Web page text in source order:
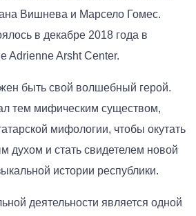
Вишнева и Марсело Гомес.
в декабре 2018 года в
Adrienne Arsht Center.
быть свой волшебный герой.
тем мифическим существом,
мифологии, чтобы окутать
духом и стать свидетелем новой
истории республики.
деятельности является одной